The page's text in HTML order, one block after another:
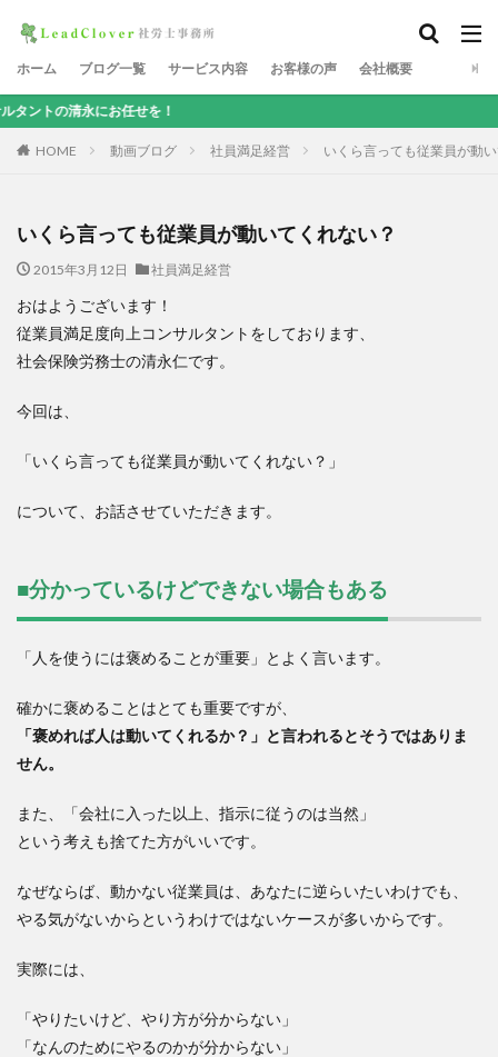
ホーム ブログ一覧 サービス内容 お客様の声 会社概要
にお任せを！
HOME 動画ブログ 社員満足経営 いくら言っても従業員が動
いくら言っても従業員が動いてくれない？
2015年3月12日 社員満足経営
おはようございます！
従業員満足度向上コンサルタントをしております、
社会保険労務士の清永仁です。
今回は、
「いくら言っても従業員が動いてくれない？」
について、お話させていただきます。
■分かっているけどできない場合もある
「人を使うには褒めることが重要」とよく言います。
確かに褒めることはとても重要ですが、
「褒めれば人は動いてくれるか？」と言われるとそうではありま
せん。
また、「会社に入った以上、指示に従うのは当然」
という考えも捨てた方がいいです。
なぜならば、動かない従業員は、あなたに逆らいたいわけでも、
やる気がないからというわけではないケースが多いからです。
実際には、
「やりたいけど、やり方が分からない」
「なんのためにやるのかが分からない」